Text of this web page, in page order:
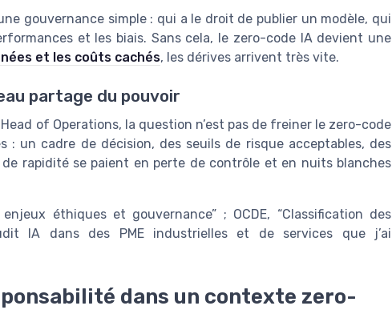
gouvernance simple : qui a le droit de publier un modèle, qui
et les biais. Sans cela, le zero-code IA devient une
et les coûts cachés, les dérives arrivent très vite.
partage du pouvoir
of Operations, la question n’est pas de freiner le zero-code
: un cadre de décision, des seuils de risque acceptables, des
de rapidité se paient en perte de contrôle et en nuits blanches
éthiques et gouvernance” ; OCDE, “Classification des
IA dans des PME industrielles et de services que j’ai
dans un contexte zero-